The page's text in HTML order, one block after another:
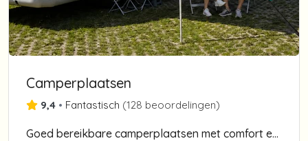
Camperplaatsen
9,4 • Fantastisch (128 beoordelingen)
Goed bereikbare camperplaatsen met comfort en voorzieningen